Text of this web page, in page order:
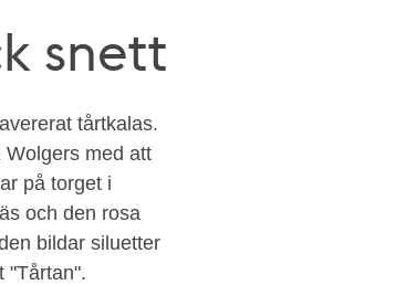
snett
tårtkalas.
med att
på torget i
och den rosa
bildar siluetter
"Tårtan".